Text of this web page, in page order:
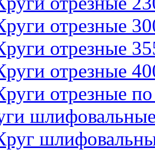
отрезные
отрезные
отрезные
отрезные